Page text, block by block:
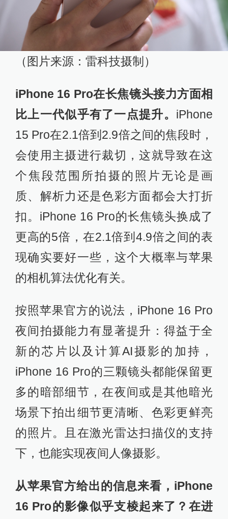
（图片来源：雷科技摄制）
iPhone 16 Pro在长焦镜头接力方面相
比上一代似乎有了一点提升。 iPhone
15 Pro在2.1倍到2.9倍之间的焦段时，
会使用主摄进行裁切，这就导致在这
个焦段范围所拍摄的照片无论是画
质、解析力还是色彩方面都会大打折
扣。iPhone 16 Pro的长焦镜头换成了
更高的5倍，在2.1倍到4.9倍之间的表
现确实要好一些，这个大概率与苹果
的相机算法优化有关。
按照苹果官方的说法，iPhone 16 Pro
夜间拍摄能力有显著提升：得益于全
新的芯片以及计算AI摄影的加持，
iPhone 16 Pro的三颗镜头都能保留更
多的暗部细节，在夜间或是其他暗光
场景下拍出细节更清晰、色彩更鲜亮
的照片。且在激光雷达扫描仪的支持
下，也能实现夜间人像摄影。
从苹果官方给出的信息来看，iPhone
16 Pro的影像似乎支棱起来了？在进